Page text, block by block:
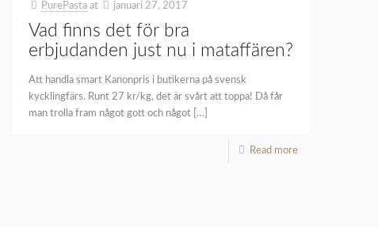
PurePasta at januari 27, 2017
Vad finns det för bra
erbjudanden just nu i mataffären?
Att handla smart Kanonpris i butikerna på svensk
kycklingfärs. Runt 27 kr/kg, det är svårt att toppa! Då får
man trolla fram något gott och något […]
Read more